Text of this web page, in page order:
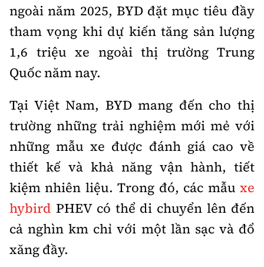
ngoài năm 2025, BYD đặt mục tiêu đầy
tham vọng khi dự kiến tăng sản lượng
1,6 triệu xe ngoài thị trường Trung
Quốc năm nay.
Tại Việt Nam, BYD mang đến cho thị
trường những trải nghiệm mới mẻ với
những mẫu xe được đánh giá cao về
thiết kế và khả năng vận hành, tiết
kiệm nhiên liệu. Trong đó, các mẫu xe
hybird PHEV có thể di chuyển lên đến
cả nghìn km chỉ với một lần sạc và đổ
xăng đầy.